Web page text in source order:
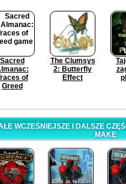
Sacred
of
Greed
The Clumsys
2: Butterfly
Effect
WCZEŚNIEJSZE I DALSZE
MAKE